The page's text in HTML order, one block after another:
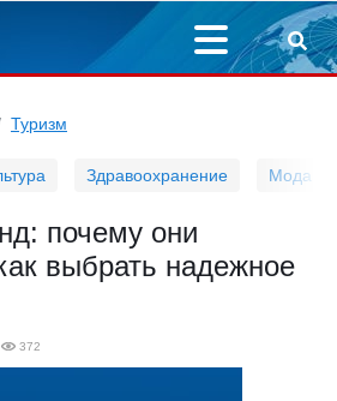
Туризм
Здравоохранение Мода
почему они
выбрать надежное
372